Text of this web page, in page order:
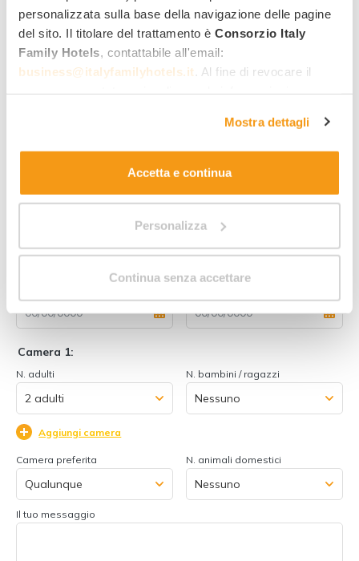
personalizzata sulla base della navigazione delle pagine
del sito. Il titolare del trattamento è Consorzio Italy
Family Hotels , contattabile all'email:
business@italyfamilyhotels.it . Al fine di revocare il
. Allo stesso link trovi la nostra informativa
estesa sui cookie.
Mostra dettagli
Accetta e continua
Personalizza
Continua senza accettare
Richiedi informazioni per
questa offerta!
Cognome
Numero di telefono
Camera 1:
N. adulti N. bambini / ragazzi
Aggiungi camera
Camera preferita N. animali domestici
Il tuo messaggio